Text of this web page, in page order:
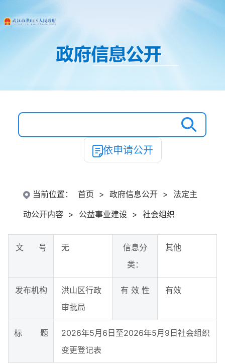
依申请公开
当前位置： 首页 > 政府信息公开 >
法定主
动公开内容 > 公益事业建设 > 社会组织
文 号 无
信息分
类：
其他
发布机构
洪山区行政
审批局
有 效 性 有效
标 题
2026年5月6日至2026年5月9日社会组织
变更登记表